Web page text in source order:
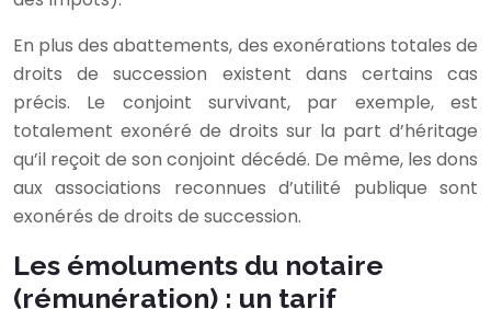
En plus des abattements, des exonérations totales de
droits de succession existent dans certains cas
précis. Le conjoint survivant, par exemple, est
totalement exonéré de droits sur la part d’héritage
qu’il reçoit de son conjoint décédé. De même, les dons
aux associations reconnues d’utilité publique sont
exonérés de droits de succession.
Les émoluments du notaire
(rémunération) : un tarif